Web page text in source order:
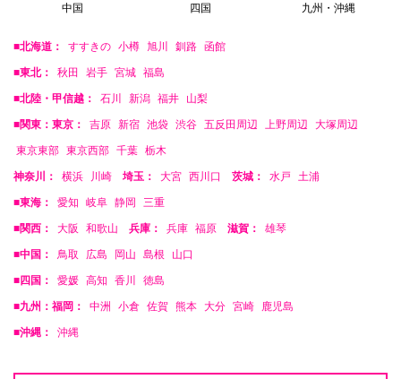
中国 四国 九州・沖縄
■北海道： すすきの 小樽 旭川 釧路 函館
■東北： 秋田 岩手 宮城 福島
■北陸・甲信越： 石川 新潟 福井 山梨
■関東：東京： 吉原 新宿 池袋 渋谷 五反田周辺 上野周辺 大塚周辺
東京東部 東京西部 千葉 栃木
神奈川： 横浜 川崎 埼玉： 大宮 西川口 茨城： 水戸 土浦
■東海： 愛知 岐阜 静岡 三重
■関西： 大阪 和歌山 兵庫： 兵庫 福原 滋賀： 雄琴
■中国： 鳥取 広島 岡山 島根 山口
■四国： 愛媛 高知 香川 徳島
■九州：福岡： 中洲 小倉 佐賀 熊本 大分 宮崎 鹿児島
■沖縄： 沖縄